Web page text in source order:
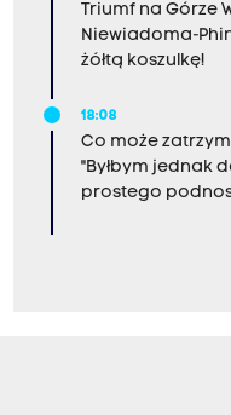
Triumf na Górze
Niewiadoma-
żółtą koszulkę!
18:08
Co może
"Byłbym jednak
prostego